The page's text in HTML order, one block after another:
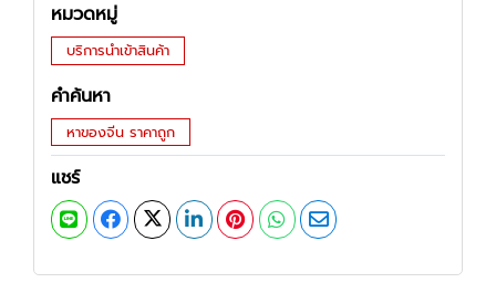
หมวดหมู่
บริการนำเข้าสินค้า
คำค้นหา
หาของจีน ราคาถูก
แชร์